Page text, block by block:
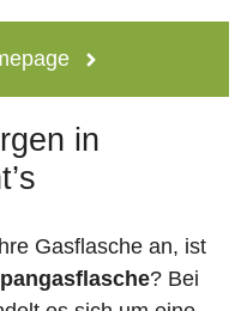
in
Gasflasche an, ist
? Bei